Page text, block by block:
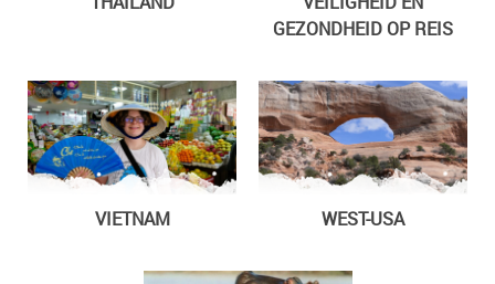
GEZONDHEID OP REIS
VIETNAM WEST-USA